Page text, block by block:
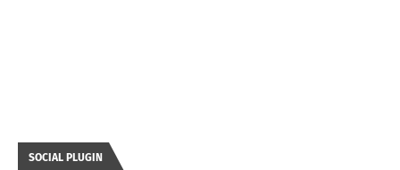
SOCIAL PLUGIN